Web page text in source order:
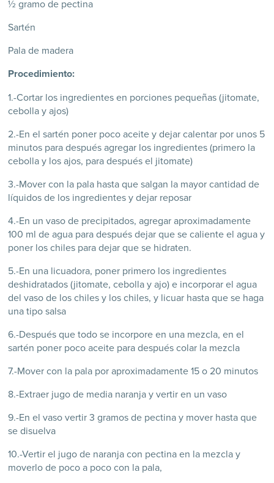
½ gramo de pectina
Sartén
Pala de madera
Procedimiento:
1.-Cortar los ingredientes en porciones pequeñas (jitomate,
cebolla y ajos)
2.-En el sartén poner poco aceite y dejar calentar por unos 5
minutos para después agregar los ingredientes (primero la
cebolla y los ajos, para después el jitomate)
3.-Mover con la pala hasta que salgan la mayor cantidad de
líquidos de los ingredientes y dejar reposar
4.-En un vaso de precipitados, agregar aproximadamente
100 ml de agua para después dejar que se caliente el agua y
poner los chiles para dejar que se hidraten.
5.-En una licuadora, poner primero los ingredientes
deshidratados (jitomate, cebolla y ajo) e incorporar el agua
del vaso de los chiles y los chiles, y licuar hasta que se haga
una tipo salsa
6.-Después que todo se incorpore en una mezcla, en el
sartén poner poco aceite para después colar la mezcla
7.-Mover con la pala por aproximadamente 15 o 20 minutos
8.-Extraer jugo de media naranja y vertir en un vaso
9.-En el vaso vertir 3 gramos de pectina y mover hasta que
se disuelva
10.-Vertir el jugo de naranja con pectina en la mezcla y
moverlo de poco a poco con la pala,